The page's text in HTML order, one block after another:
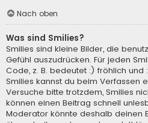
Nach oben
Was sind Smilies?
Smilies sind kleine Bilder, die
Gefühl auszudrücken. Für jeden
Code, z. B. bedeutet :) fröhlich und
Smilies kannst du beim Verfassen
Versuche bitte trotzdem, Smilies
können einen Beitrag schnell
Moderator könnte deshalb deinen